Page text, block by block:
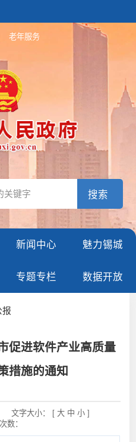
老年服务
新闻中心 魅力锡城
专题专栏 数据开放
报
促进软件产业高质量
措施的通知
文字大小： [ 大 中 小 ]
数：